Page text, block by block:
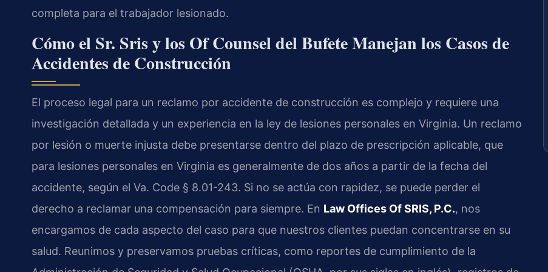
completa para el trabajador lesionado.
Cómo el Sr. Sris y los Of Counsel del Bufete Manejan los Casos de
Accidentes de Construcción
El proceso legal para un reclamo por accidente de construcción es complejo y requiere una
investigación detallada y un experiencia en la ley de lesiones personales en Virginia. Un reclamo
por lesión o muerte injusta debe presentarse dentro del plazo de prescripción aplicable, que
para lesiones personales en Virginia es generalmente de dos años a partir de la fecha del
accidente, según el Va. Code § 8.01-243. Si no se actúa con rapidez, se puede perder el
derecho a reclamar una compensación para siempre. En Law Offices Of SRIS, P.C., nos
encargamos de cada aspecto del caso para que nuestros clientes puedan concentrarse en su
salud. Reunimos y preservamos pruebas críticas, como reportes de cumplimiento de la